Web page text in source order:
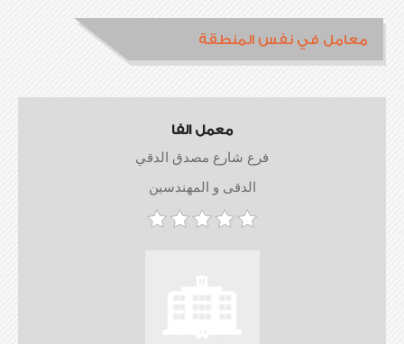
معامل في نفس المنطقة
معمل الفا
فرع شارع مصدق الدقي
الدقى و المهندسين